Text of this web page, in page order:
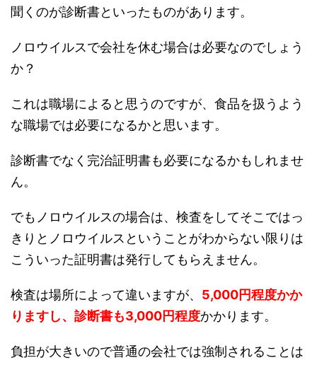
聞くのが診断書といったものがあります。
ノロウイルスで会社を休む場合は必要なのでしょう
か？
これは職場によると思うのですが、食品を扱うよう
な職場では必要になるかと思います。
診断書でなく完治証明書も必要になるかもしれませ
ん。
でもノロウイルスの場合は、検査をしてそこではっ
きりとノロウイルスということがわからない限りは
こういった証明書は発行してもらえません。
検査は場所によって違いますが、 5,000円程度かか
りますし、診断書も3,000円程度かかります。
負担が大きいので普通の会社では強制されることは